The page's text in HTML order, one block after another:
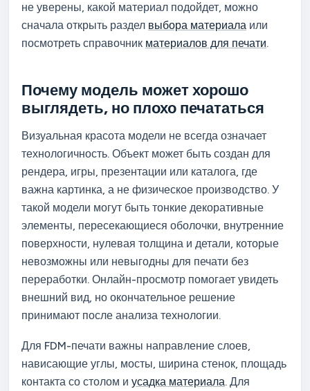
не уверены, какой материал подойдет, можно
сначала открыть раздел выбора материала или
посмотреть справочник материалов для печати.
Почему модель может хорошо
выглядеть, но плохо печататься
Визуальная красота модели не всегда означает
технологичность. Объект может быть создан для
рендера, игры, презентации или каталога, где
важна картинка, а не физическое производство. У
такой модели могут быть тонкие декоративные
элементы, пересекающиеся оболочки, внутренние
поверхности, нулевая толщина и детали, которые
невозможны или невыгодны для печати без
переработки. Онлайн-просмотр помогает увидеть
внешний вид, но окончательное решение
принимают после анализа технологии.
Для FDM-печати важны направление слоев,
нависающие углы, мосты, ширина стенок, площадь
контакта со столом и усадка материала. Для